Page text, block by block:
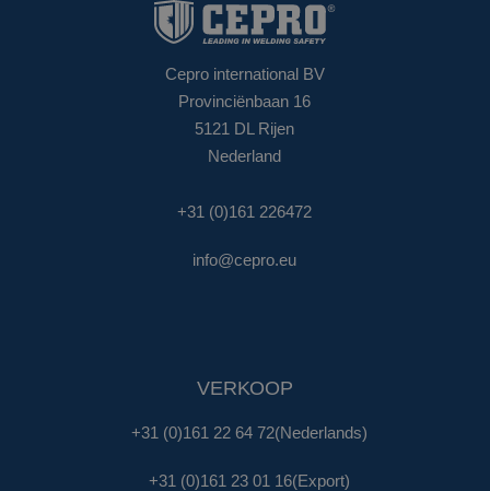
Cepro international BV
Provinciënbaan 16
5121 DL Rijen
Nederland
+31 (0)161 226472
info@cepro.eu
VERKOOP
+31 (0)161 22 64 72(Nederlands)
+31 (0)161 23 01 16(Export)